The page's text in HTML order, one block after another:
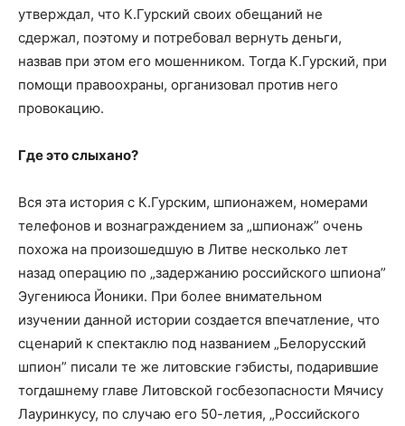
утверждал, что К.Гурский своих обещаний не
сдержал, поэтому и потребовал вернуть деньги,
назвав при этом его мошенником. Тогда К.Гурский, при
помощи правоохраны, организовал против него
провокацию.
Где это слыхано?
Вся эта история с К.Гурским, шпионажем, номерами
телефонов и вознаграждением за „шпионаж” очень
похожа на произошедшую в Литве несколько лет
назад операцию по „задержанию российского шпиона”
Эугениюса Йоники. При более внимательном
изучении данной истории создается впечатление, что
сценарий к спектаклю под названием „Белорусский
шпион” писали те же литовские гэбисты, подарившие
тогдашнему главе Литовской госбезопасности Мячису
Лауринкусу, по случаю его 50-летия, „Российского